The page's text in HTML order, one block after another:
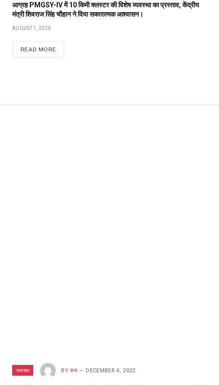
आग्रह PMGSY-IV में 10 किमी क्लस्टर की विशेष व्यवस्था का प्रस्ताव, केंद्रीय
मंत्री शिवराज सिंह चौहान ने दिया सकारात्मक आश्वासन।
AUGUST 1, 2026
READ MORE
समाचार BY सच DECEMBER 6, 2022